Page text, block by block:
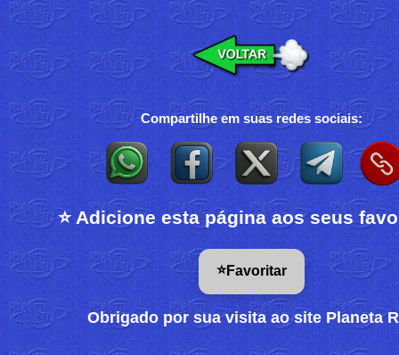
Compartilhe em suas redes sociais:
⭐ Adicione esta página aos seus
⭐Favoritar
Obrigado por sua visita ao site Planeta